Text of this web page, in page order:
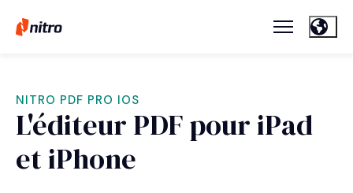
NITRO PDF PRO IOS
L'éditeur PDF pour iPad
et iPhone